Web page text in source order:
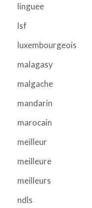
linguee
lsf
luxembourgeois
malagasy
malgache
mandarin
marocain
meilleur
meilleure
meilleurs
ndls